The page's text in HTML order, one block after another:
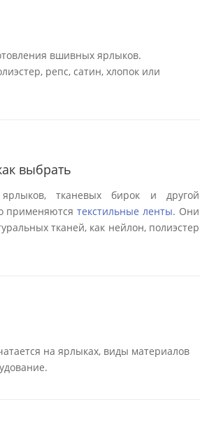
вшивных ярлыков.
репс, сатин, хлопок или
выбрать
тканевых бирок и другой
применяютсятекстильные ленты. Они
тканей, как нейлон, полиэстер
на ярлыках, виды материалов